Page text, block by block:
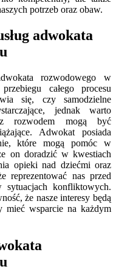
potrzeb oraz obaw.
adwokata
rozwodowego w
całego procesu
się, czy samodzielne
jednak warto
rozwodem mogą być
Adwokat posiada
które mogą pomóc w
on doradzić w kwestiach
opieki nad dziećmi oraz
reprezentować nas przed
sytuacjach konfliktowych.
że nasze interesy będą
mieć wsparcie na każdym